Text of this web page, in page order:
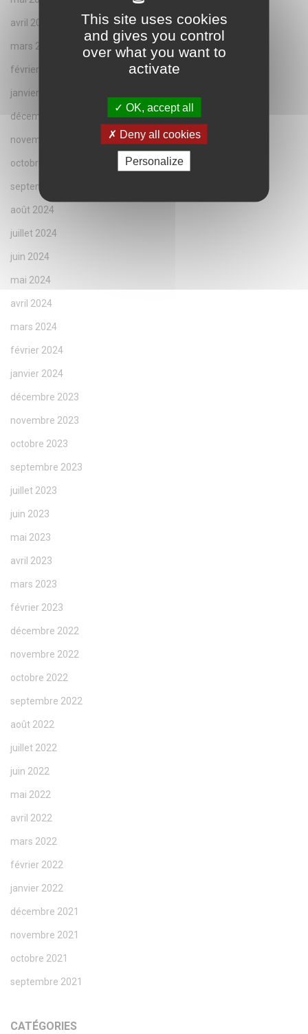
avril 2025
mars 2025
février 2025
janvier 2025
décembre 2024
novembre 2024
octobre 2024
septembre 2024
août 2024
juillet 2024
juin 2024
mai 2024
avril 2024
mars 2024
février 2024
janvier 2024
décembre 2023
novembre 2023
octobre 2023
septembre 2023
juillet 2023
juin 2023
mai 2023
avril 2023
mars 2023
février 2023
décembre 2022
novembre 2022
octobre 2022
septembre 2022
août 2022
juillet 2022
juin 2022
mai 2022
avril 2022
mars 2022
février 2022
janvier 2022
décembre 2021
novembre 2021
octobre 2021
septembre 2021
CATÉGORIES
This site uses cookies
and gives you control
over what you want to
activate
OK, accept all
Deny all cookies
Personalize